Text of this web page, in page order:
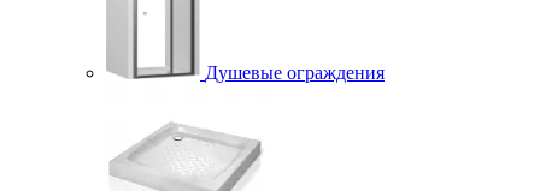
Душевые ограждения